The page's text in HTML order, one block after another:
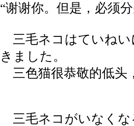
“谢谢你。但是，必须
三毛ネコはていねい
きました。
三色猫很恭敬的低头
三毛ネコがいなくな